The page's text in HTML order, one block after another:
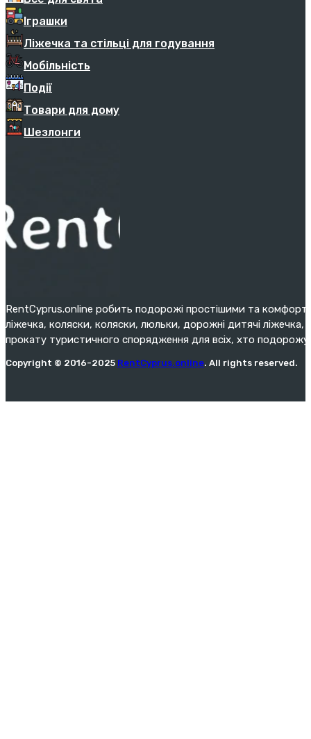
Іграшки
Ліжечка та стільці для годування
Мобільність
Події
Товари для дому
Шезлонги
RentCyprus.online робить подорожі простішими та
ліжечка, коляски, коляски, люльки, дорожні дитячі ліжечка,
прокату туристичного спорядження для всіх, хто
Copyright © 2016-2025 RentCyprus.online. All rights reserved.